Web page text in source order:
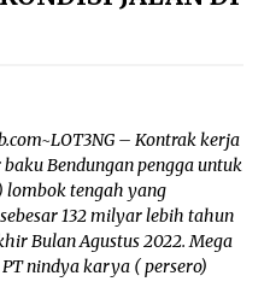
– Kontrak kerja
Bendungan pengga untuk
lombok tengah yang
132 milyar lebih tahun
Bulan Agustus 2022. Mega
nindya karya ( persero)